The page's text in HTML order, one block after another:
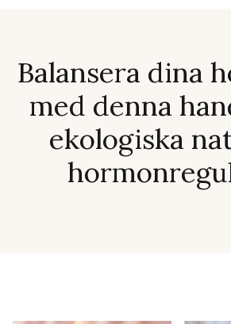
Balansera dina
med denna
ekologiska